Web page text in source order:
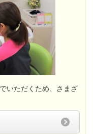
いただくため、さまざ